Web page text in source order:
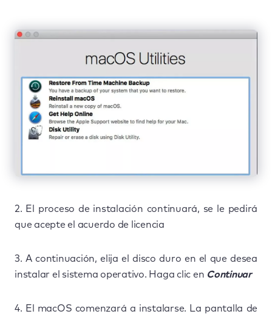
2. El proceso de instalación continuará, se le pedirá
que acepte el acuerdo de licencia
3. A continuación, elija el disco duro en el que desea
instalar el sistema operativo. Haga clic en Continuar
4. El macOS comenzará a instalarse. La pantalla de